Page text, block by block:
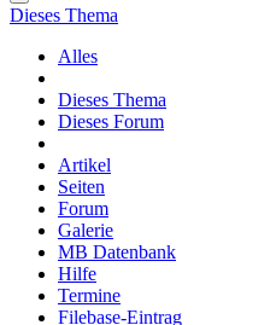
Dieses Thema
Alles
Dieses Thema
Dieses Forum
Artikel
Seiten
Forum
Galerie
MB Datenbank
Hilfe
Termine
Filebase-Eintrag